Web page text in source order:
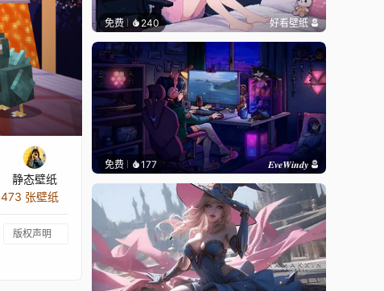
静态壁纸
473 张壁纸
版权声明
免费 240 好看壁纸
免费 177 𝑬𝒗𝒆𝑾𝒊𝒏𝒅𝒚